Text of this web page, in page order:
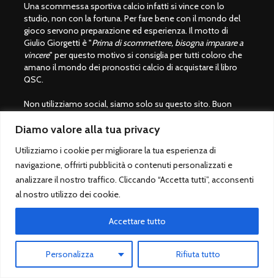
Diamo valore alla tua privacy
Utilizziamo i cookie per migliorare la tua esperienza di
navigazione, offrirti pubblicità o contenuti personalizzati e
analizzare il nostro traffico. Cliccando “Accetta tutti”, acconsenti
al nostro utilizzo dei cookie.
Personalizza Rifiuta tutto
Accettare tutto
Una scommessa sportiva calcio infatti si vince con lo
studio, non con la fortuna. Per fare bene con il mondo del
gioco servono preparazione ed esperienza. Il motto di
Giulio Giorgetti è "Prima di scommettere, bisogna imparare a
vincere" per questo motivo si consiglia per tutti coloro che
amano il mondo dei pronostici calcio di acquistare il libro
QSC.
Non utilizziamo social, siamo solo su questo sito. Buon
Giocare con moderazione
Le scommesse sportive sono vietate ai minori di 18 anni.
Giocare solo su siti legali autorizzati dallo Stato italiano
(ADM/AAMS).
Betting Exchange ®
Pronostico.it